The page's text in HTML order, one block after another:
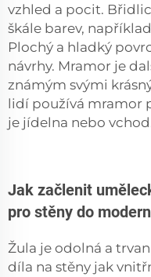
vzhled a pocit.
škále barev,
Plochý a hladký
návrhy. Mramor je
známým svými
lidí používá mramor
je jídelna nebo
Jak začlenit
pro stěny do
Žula je odolná a
díla na stěny jak